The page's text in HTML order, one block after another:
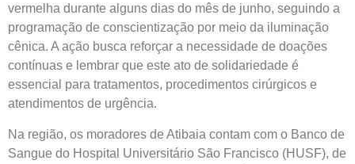
vermelha durante alguns dias do mês de junho, seguindo a
programação de conscientização por meio da iluminação
cênica. A ação busca reforçar a necessidade de doações
contínuas e lembrar que este ato de solidariedade é
essencial para tratamentos, procedimentos cirúrgicos e
atendimentos de urgência.
Na região, os moradores de Atibaia contam com o Banco de
Sangue do Hospital Universitário São Francisco (HUSF), de